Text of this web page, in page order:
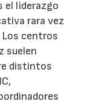
el liderazgo
rara vez
Los centros
suelen
distintos